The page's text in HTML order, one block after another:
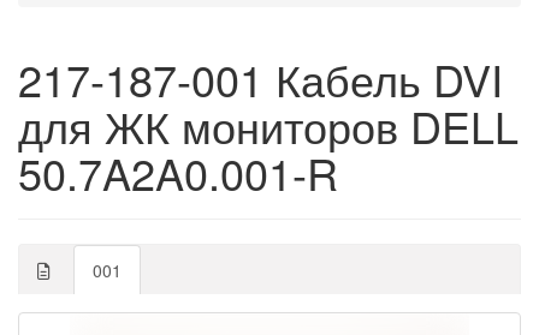
217-187-001 Кабель DVI
для ЖК мониторов DELL
50.7A2A0.001-R
001